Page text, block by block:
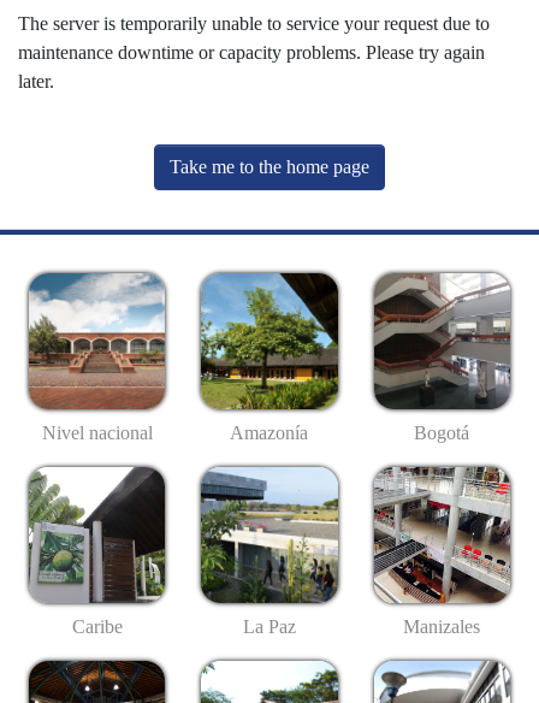
The server is temporarily unable to service your request due to
maintenance downtime or capacity problems. Please try again
later.
Take me to the home page
Nivel nacional Amazonía Bogotá
Caribe La Paz Manizales